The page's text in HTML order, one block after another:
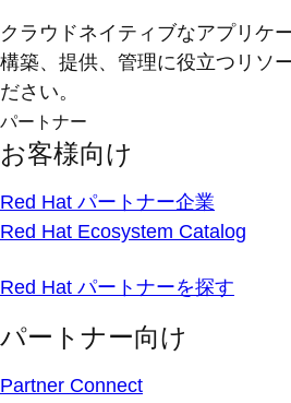
クラウドネイティブなアプリケ
構築、提供、管理に役立つリソ
ださい。
パートナー
お客様向け
Red Hat パートナー企業
Red Hat Ecosystem Catalog
Red Hat パートナーを探す
パートナー向け
Partner Connect